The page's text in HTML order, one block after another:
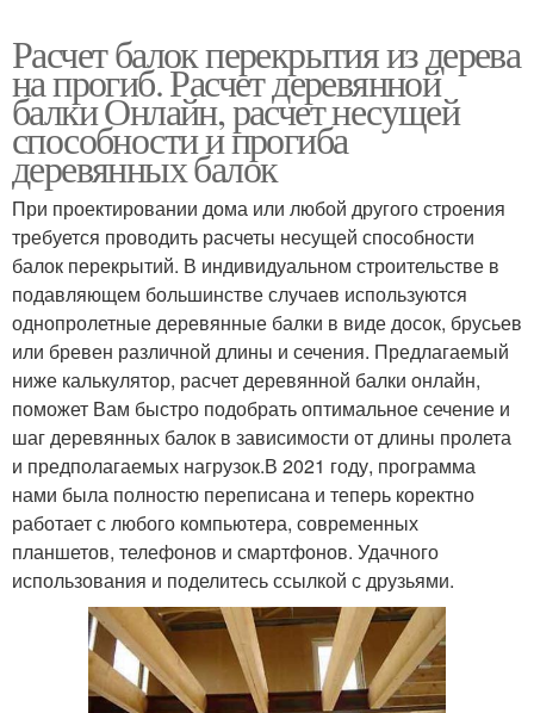
Расчет балок перекрытия из дерева
на прогиб. Расчет деревянной
балки Онлайн, расчет несущей
способности и прогиба
деревянных балок
При проектировании дома или любой другого строения
требуется проводить расчеты несущей способности
балок перекрытий. В индивидуальном строительстве в
подавляющем большинстве случаев используются
однопролетные деревянные балки в виде досок, брусьев
или бревен различной длины и сечения. Предлагаемый
ниже калькулятор, расчет деревянной балки онлайн,
поможет Вам быстро подобрать оптимальное сечение и
шаг деревянных балок в зависимости от длины пролета
и предполагаемых нагрузок.В 2021 году, программа
нами была полностю переписана и теперь коректно
работает с любого компьютера, современных
планшетов, телефонов и смартфонов. Удачного
использования и поделитесь ссылкой с друзьями.